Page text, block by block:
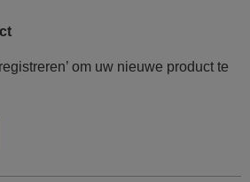
om uw nieuwe product te